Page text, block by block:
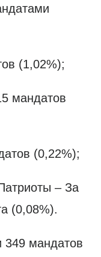
(1,02%);
мандатов
(0,22%);
– За
(0,08%).
мандатов